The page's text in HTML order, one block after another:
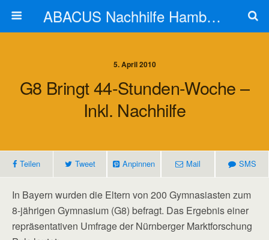
ABACUS Nachhilfe Hamburg
5. April 2010
G8 Bringt 44-Stunden-Woche –
Inkl. Nachhilfe
Teilen Tweet Anpinnen Mail SMS
In Bayern wurden die Eltern von 200 Gymnasiasten zum
8-jährigen Gymnasium (G8) befragt. Das Ergebnis einer
repräsentativen Umfrage der Nürnberger Marktforschung